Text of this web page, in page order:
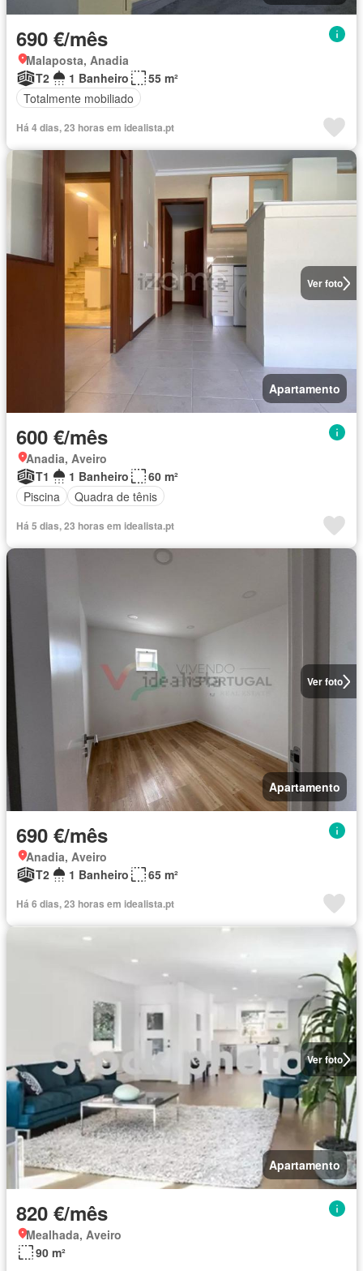
690 €/mês
Malaposta, Anadia
T2
1 Banheiro
55 m²
Totalmente mobiliado
Há 4 dias, 23 horas em idealista.pt
Ver foto
Apartamento
600 €/mês
Anadia, Aveiro
T1
1 Banheiro
60 m²
Piscina
Quadra de tênis
Há 5 dias, 23 horas em idealista.pt
Ver foto
Apartamento
690 €/mês
Anadia, Aveiro
T2
1 Banheiro 65 m²
Há 6 dias, 23 horas em idealista.pt
Ver foto
Apartamento
820 €/mês
Mealhada, Aveiro
90 m²